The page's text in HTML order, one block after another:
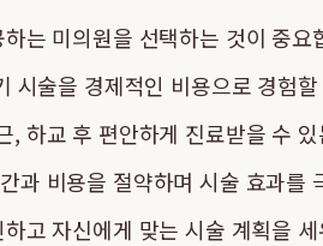
는 미의원을 선택하는 것이 중요
시술을 경제적인 비용으로 경험
하교 후 편안하게 진료받을 수
과 비용을 절약하며 시술 효과를
고 자신에게 맞는 시술 계획을